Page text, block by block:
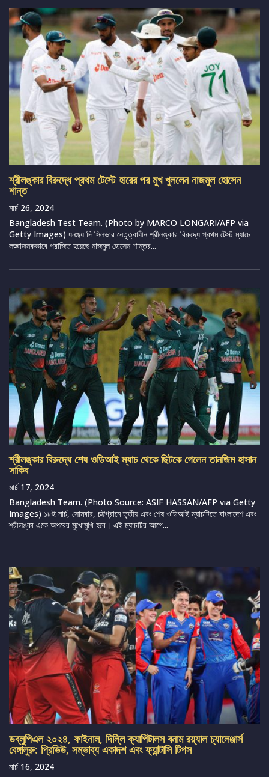
শ্রীলঙ্কার বিরুদ্ধে প্রথম টেস্টে হারের পর মুখ খুললেন নাজমুল হোসেন
শান্ত
মার্চ 26, 2024
Bangladesh Test Team. (Photo by MARCO LONGARI/AFP via
Getty Images) ধনঞ্জয় দি সিলভার নেতৃত্বাধীন শ্রীলঙ্কার বিরুদ্ধে প্রথম টেস্ট ম্যাচে
লজ্জাজনকভাবে পরাজিত হয়েছে নাজমুল হোসেন শান্তর...
শ্রীলঙ্কার বিরুদ্ধে শেষ ওডিআই ম্যাচ থেকে ছিটকে গেলেন তানজিম হাসান
সাকিব
মার্চ 17, 2024
Bangladesh Team. (Photo Source: ASIF HASSAN/AFP via Getty
Images) ১৮ই মার্চ, সোমবার, চট্টগ্রামে তৃতীয় এবং শেষ ওডিআই ম্যাচটিতে বাংলাদেশ এবং
শ্রীলঙ্কা একে অপরের মুখোমুখি হবে। এই ম্যাচটির আগে...
ডব্লুপিএল ২০২৪, ফাইনাল, দিল্লি ক্যাপিটালস বনাম রয়্যাল চ্যালেঞ্জার্স
বেঙ্গালুরু: প্রিভিউ, সম্ভাব্য একাদশ এবং ফ্যান্টাসি টিপস
মার্চ 16, 2024